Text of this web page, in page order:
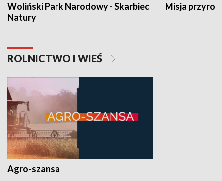
Woliński Park Narodowy - Skarbiec
Natury
Misja
ROLNICTWO I WIEŚ
Agro-szansa